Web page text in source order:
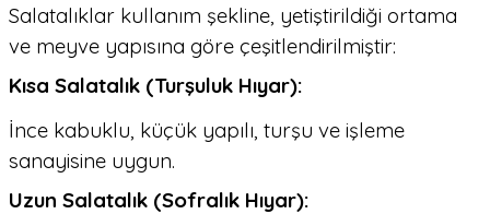
Salatalıklar kullanım şekline, yetiştirildiği ortama
ve meyve yapısına göre çeşitlendirilmiştir:
Kısa Salatalık (Turşuluk Hıyar):
İnce kabuklu, küçük yapılı, turşu ve işleme
sanayisine uygun.
Uzun Salatalık (Sofralık Hıyar):